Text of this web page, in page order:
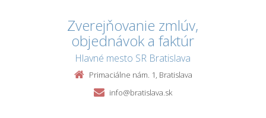
Zverejňovanie zmlúv,
objednávok a faktúr
Hlavné mesto SR Bratislava
Primaciálne nám. 1, Bratislava
info@bratislava.sk